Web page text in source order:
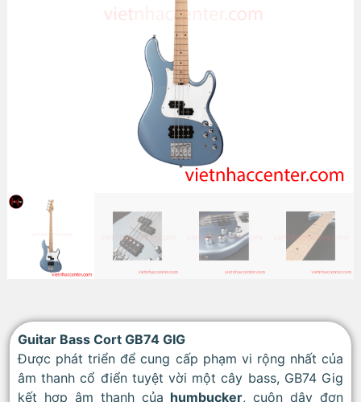
Guitar Bass Cort GB74 GIG
Được phát triển để cung cấp phạm vi rộng nhất của
âm thanh cổ điển tuyệt vời một cây bass, GB74 Gig
kết hợp âm thanh của humbucker, cuộn dây đơn